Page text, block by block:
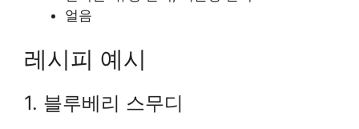
얼음
레시피 예시
1. 블루베리 스무디